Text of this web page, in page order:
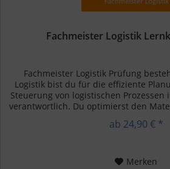
Fachmeister Logistik
Fachmeister Logistik Prüfung
Logistik bist du für die effiziente
Steuerung von logistischen
verantwortlich. Du optimierst den
ab 24,90 € *
Merken